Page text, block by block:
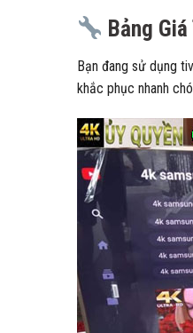
Bảng
Bạn đang sử dụng
khắc phục nhanh